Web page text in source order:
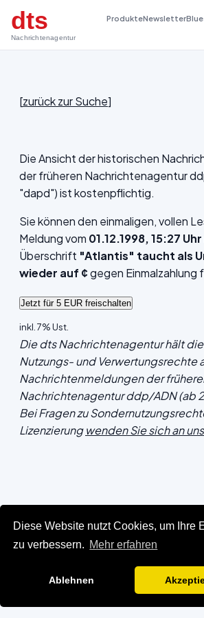
Diese Website nutzt Cookies, um Ihre
zu verbessern. Mehr erfahren
Ablehnen
dts
Nachrichtenagentur
ProdukteNewsletter
[zurück zur Suche]
Die Ansicht der historischen
der früheren Nachrichtenagentur
"dapd") ist kostenpflichtig.
Sie können den einmaligen, vollen
Meldung vom 01.12.1998, 15:27 Uhr
Überschrift "Atlantis" taucht als
wieder auf ¢gegen Einmalzahlung
inkl. 7% Ust.
Die dts Nachrichtenagentur hält
Nutzungs- und Verwertungsrechte
Nachrichtenmeldungen der
Nachrichtenagentur ddp/ADN (ab
Bei Fragen zu
Lizenzierungwenden Sie sich an